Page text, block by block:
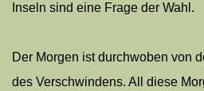
Inseln sind eine Frage der Wahl.
Der Morgen ist durchwoben von
des Verschwindens. All diese